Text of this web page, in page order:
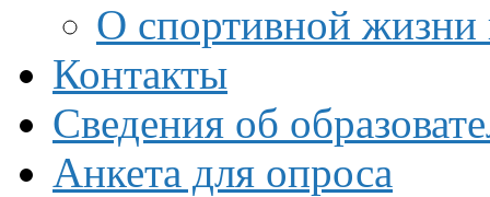
О спортивной жизни
Контакты
Сведения об
Анкета для опроса